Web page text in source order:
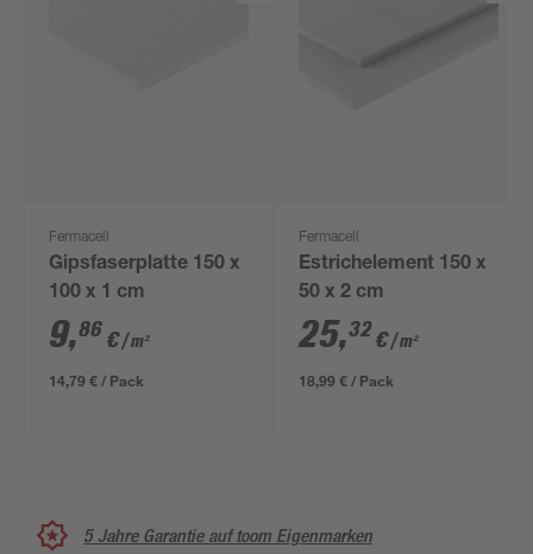
Fermacell
Gipsfaserplatte 150 x
100 x 1 cm
9,86 €/ m²
14,79 € / Pack
Fermacell
Estrichelement 150 x
50 x 2 cm
25,32€/ m²
18,99 € / Pack
5 Jahre Garantie auf toom Eigenmarken